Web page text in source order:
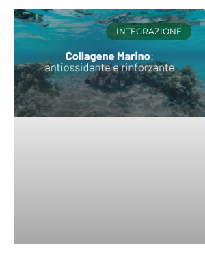
INTEGRAZIONE